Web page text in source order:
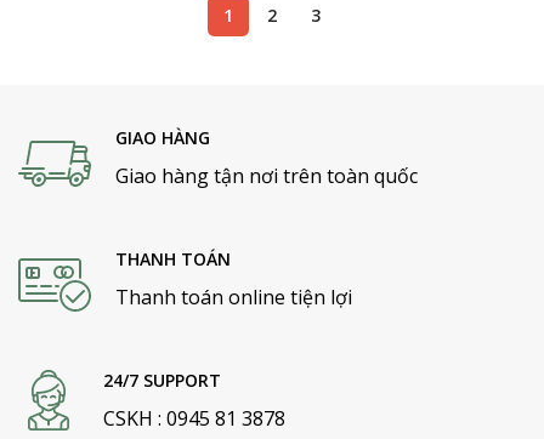
1 2 3
GIAO HÀNG
Giao hàng tận nơi trên toàn quốc
THANH TOÁN
Thanh toán online tiện lợi
24/7 SUPPORT
CSKH : 0945 81 3878